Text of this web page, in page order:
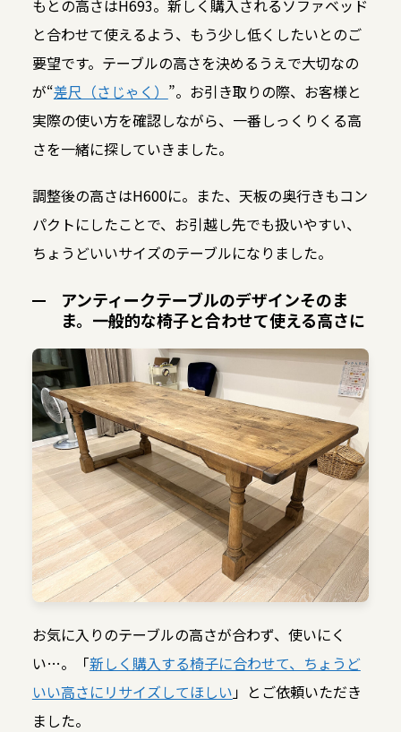
もとの高さはH693。新しく購入されるソファベッド
と合わせて使えるよう、もう少し低くしたいとのご
要望です。テーブルの高さを決めるうえで大切なの
が“差尺（さじゃく） ”。お引き取りの際、お客様と
実際の使い方を確認しながら、一番しっくりくる高
さを一緒に探していきました。
調整後の高さはH600に。また、天板の奥行きもコン
パクトにしたことで、お引越し先でも扱いやすい、
ちょうどいいサイズのテーブルになりました。
アンティークテーブルのデザインそのま
ま。一般的な椅子と合わせて使える高さに
お気に入りのテーブルの高さが合わず、使いにく
い…。「新しく購入する椅子に合わせて、ちょうど
いい高さにリサイズしてほしい 」とご依頼いただき
ました。